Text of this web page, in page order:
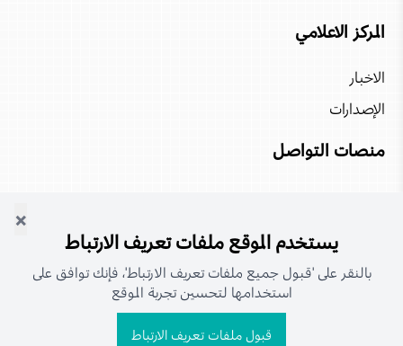
المركز الاعلامي
الاخبار
الإصدارات
منصات التواصل
الاستخدام
×
يستخدم الموقع ملفات تعريف الارتباط
بالنقر على 'قبول جميع ملفات تعريف الارتباط'، فإنك توافق على
استخدامها لتحسين تجربة الموقع
قبول ملفات تعريف الارتباط